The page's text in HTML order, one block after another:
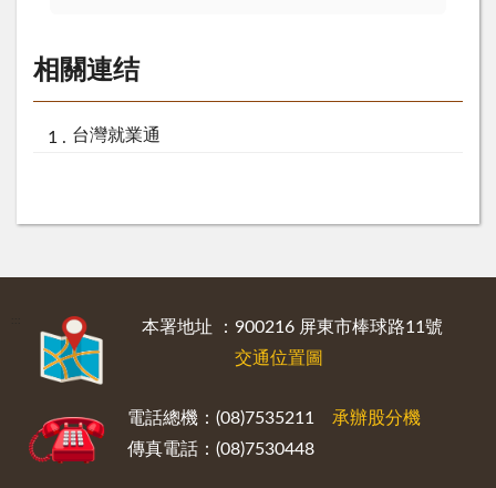
相關連结
台灣就業通
本署地址 ：900216 屏東市棒球路11號
交通位置圖
電話總機：(08)7535211 承辦股分機
傳真電話：(08)7530448